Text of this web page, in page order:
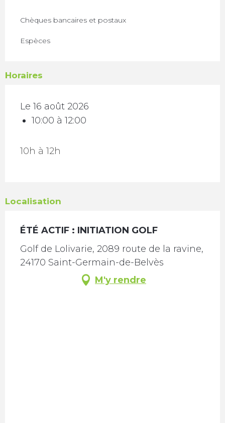
Chèques bancaires et postaux
Espèces
Horaires
Le 16 août 2026
10:00 à 12:00
10h à 12h
Localisation
ÉTÉ ACTIF : INITIATION GOLF
Golf de Lolivarie, 2089 route de la ravine,
24170 Saint-Germain-de-Belvès
M'y rendre